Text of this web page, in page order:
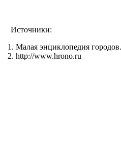
Источники:
Малая энциклопедия
http://www.hrono.ru